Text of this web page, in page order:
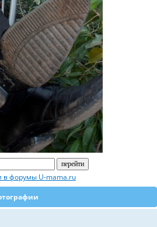
в форумы U-mama.ru